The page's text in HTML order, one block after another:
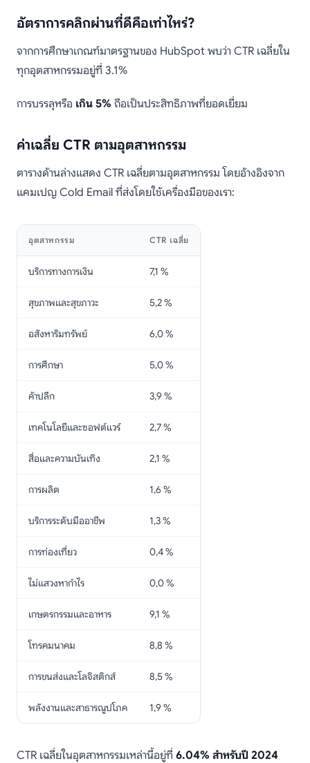
อัตราการคลิกผ่านที่ดีคือเท่าไหร่?
จากการศึกษาเกณฑ์มาตรฐานของ HubSpot พบว่า CTR เฉลี่ยใน
ทุกอุตสาหกรรมอยู่ที่ 3.1%
การบรรลุหรือ เกิน 5% ถือเป็นประสิทธิภาพที่ยอดเยี่ยม
ค่าเฉลี่ย CTR ตามอุตสาหกรรม
ตารางด้านล่างแสดง CTR เฉลี่ยตามอุตสาหกรรม โดยอ้างอิงจาก
แคมเปญ Cold Email ที่ส่งโดยใช้เครื่องมือของเรา:
อุตสาหกรรม CTR เฉลี่ย
บริการทางการเงิน 7,1 %
สุขภาพและสุขภาวะ 5,2 %
อสังหาริมทรัพย์ 6,0 %
การศึกษา 5,0 %
ค้าปลีก 3,9 %
เทคโนโลยีและซอฟต์แวร์ 2,7 %
สื่อและความบันเทิง 2,1 %
การผลิต 1,6 %
บริการระดับมืออาชีพ 1,3 %
การท่องเที่ยว 0,4 %
ไม่แสวงหากำไร 0,0 %
เกษตรกรรมและอาหาร 9,1 %
โทรคมนาคม 8,8 %
การขนส่งและโลจิสติกส์ 8,5 %
พลังงานและสาธารณูปโภค 1,9 %
CTR เฉลี่ยในอุตสาหกรรมเหล่านี้อยู่ที่ 6.04% สำหรับปี 2024